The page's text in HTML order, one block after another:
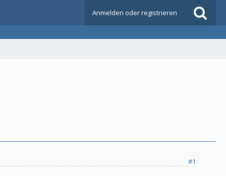
Anmelden oder registrieren
#1